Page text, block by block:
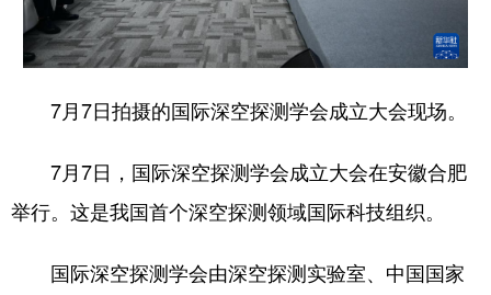
7月7日拍摄的国际深空探测学会成立大会现场。
7月7日，国际深空探测学会成立大会在安徽合肥
举行。这是我国首个深空探测领域国际科技组织。
国际深空探测学会由深空探测实验室、中国国家